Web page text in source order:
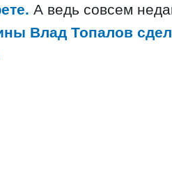
А ведь совсем
Влад Топалов